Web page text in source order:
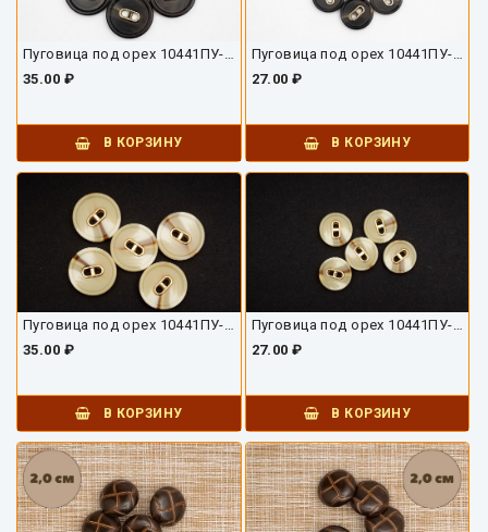
35.00 ₽
В КОРЗИНУ
27.00 ₽
В КОРЗИНУ
35.00 ₽
В КОРЗИНУ
27.00 ₽
В КОРЗИНУ